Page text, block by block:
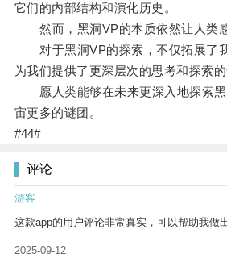
它们的内部结构和演化历史。
然而，黑洞VP的本质依然让人类感
对于黑洞VP的探索，不仅拓展了
为我们提供了更深层次的思考和探索的
愿人类能够在未来更深入地探索黑
宙更多的谜团。
#44#
评论
游客
这款app的用户评论非常真实，可以帮助我做
2025-09-12